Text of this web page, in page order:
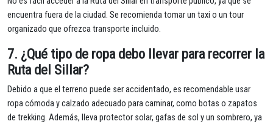
encuentra fuera de la ciudad. Se recomienda tomar un taxi o un tour
organizado que ofrezca transporte incluido.
7. ¿Qué tipo de ropa debo llevar para recorrer la
Ruta del Sillar?
Debido a que el terreno puede ser accidentado, es recomendable usar
ropa cómoda y calzado adecuado para caminar, como botas o zapatos
de trekking. Además, lleva protector solar, gafas de sol y un sombrero, ya